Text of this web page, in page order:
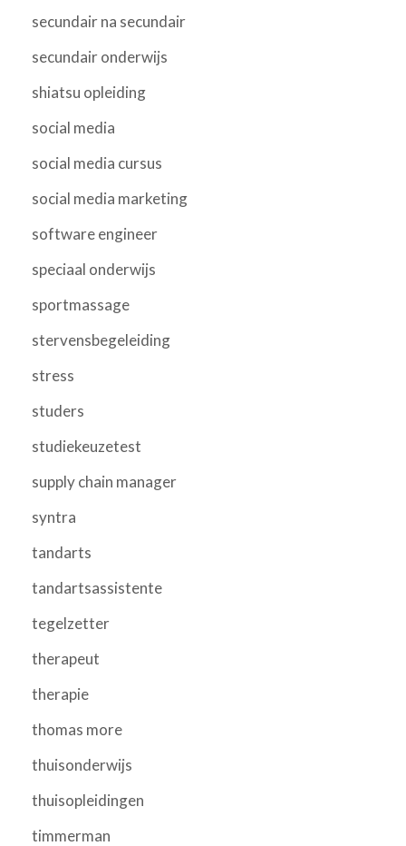
secundair na secundair
secundair onderwijs
shiatsu opleiding
social media
social media cursus
social media marketing
software engineer
speciaal onderwijs
sportmassage
stervensbegeleiding
stress
studers
studiekeuzetest
supply chain manager
syntra
tandarts
tandartsassistente
tegelzetter
therapeut
therapie
thomas more
thuisonderwijs
thuisopleidingen
timmerman